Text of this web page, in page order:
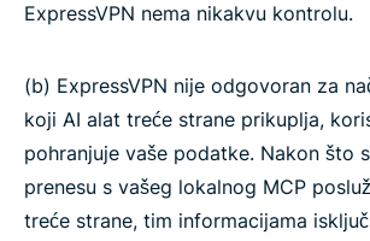
ExpressVPN nema nikakvu kontrolu.
(b) ExpressVPN nije odgovoran za
koji AI alat treće strane prikuplja,
pohranjuje vaše podatke. Nakon što
prenesu s vašeg lokalnog MCP
treće strane, tim informacijama